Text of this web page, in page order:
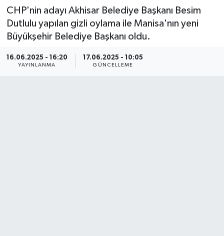
CHP'nin adayı Akhisar Belediye Başkanı Besim
Dutlulu yapılan gizli oylama ile Manisa'nın yeni
Büyükşehir Belediye Başkanı oldu.
16.06.2025 - 16:20
YAYINLANMA
17.06.2025 - 10:05
GÜNCELLEME
Programlar